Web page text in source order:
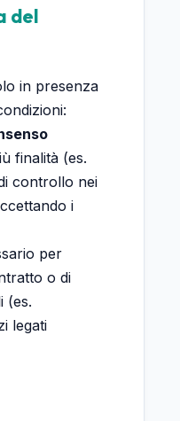
del
in presenza
finalità (es.
controllo nei
i
per
o di
(es.
legati